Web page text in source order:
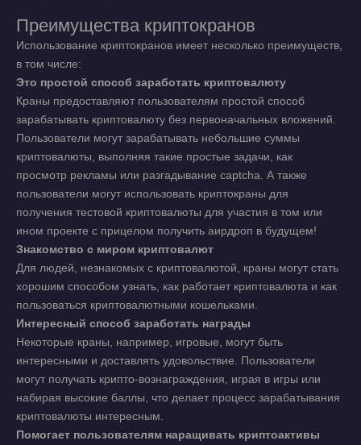
Преимущества криптокранов
Использование криптокранов имеет несколько преимуществ,
в том числе:
Это простой способ заработать криптовалюту
Краны предоставляют пользователям простой способ
зарабатывать криптовалюту без первоначальных вложений.
Пользователи могут зарабатывать небольшие суммы
криптовалюты, выполняя такие простые задачи, как
просмотр рекламы или разгадывание captcha. А также
пользователи могут использовать криптокраны для
получения тестовой криптовалюты для участия в том или
ином проекте с прицелом получить аирдроп в будущем!
Знакомство с миром криптовалют
Для людей, незнакомых с криптовалютой, краны могут стать
хорошим способом узнать, как работает криптовалюта и как
пользоваться криптовалютными кошельками.
Интересный способ заработать награды
Некоторые краны, например, игровые, могут быть
интересными и доставлять удовольствие. Пользователи
могут получать крипто-вознаграждения, играя в игры или
набирая высокие баллы, что делает процесс зарабатывания
криптовалюты интересным.
Помогает пользователям наращивать криптоактивы